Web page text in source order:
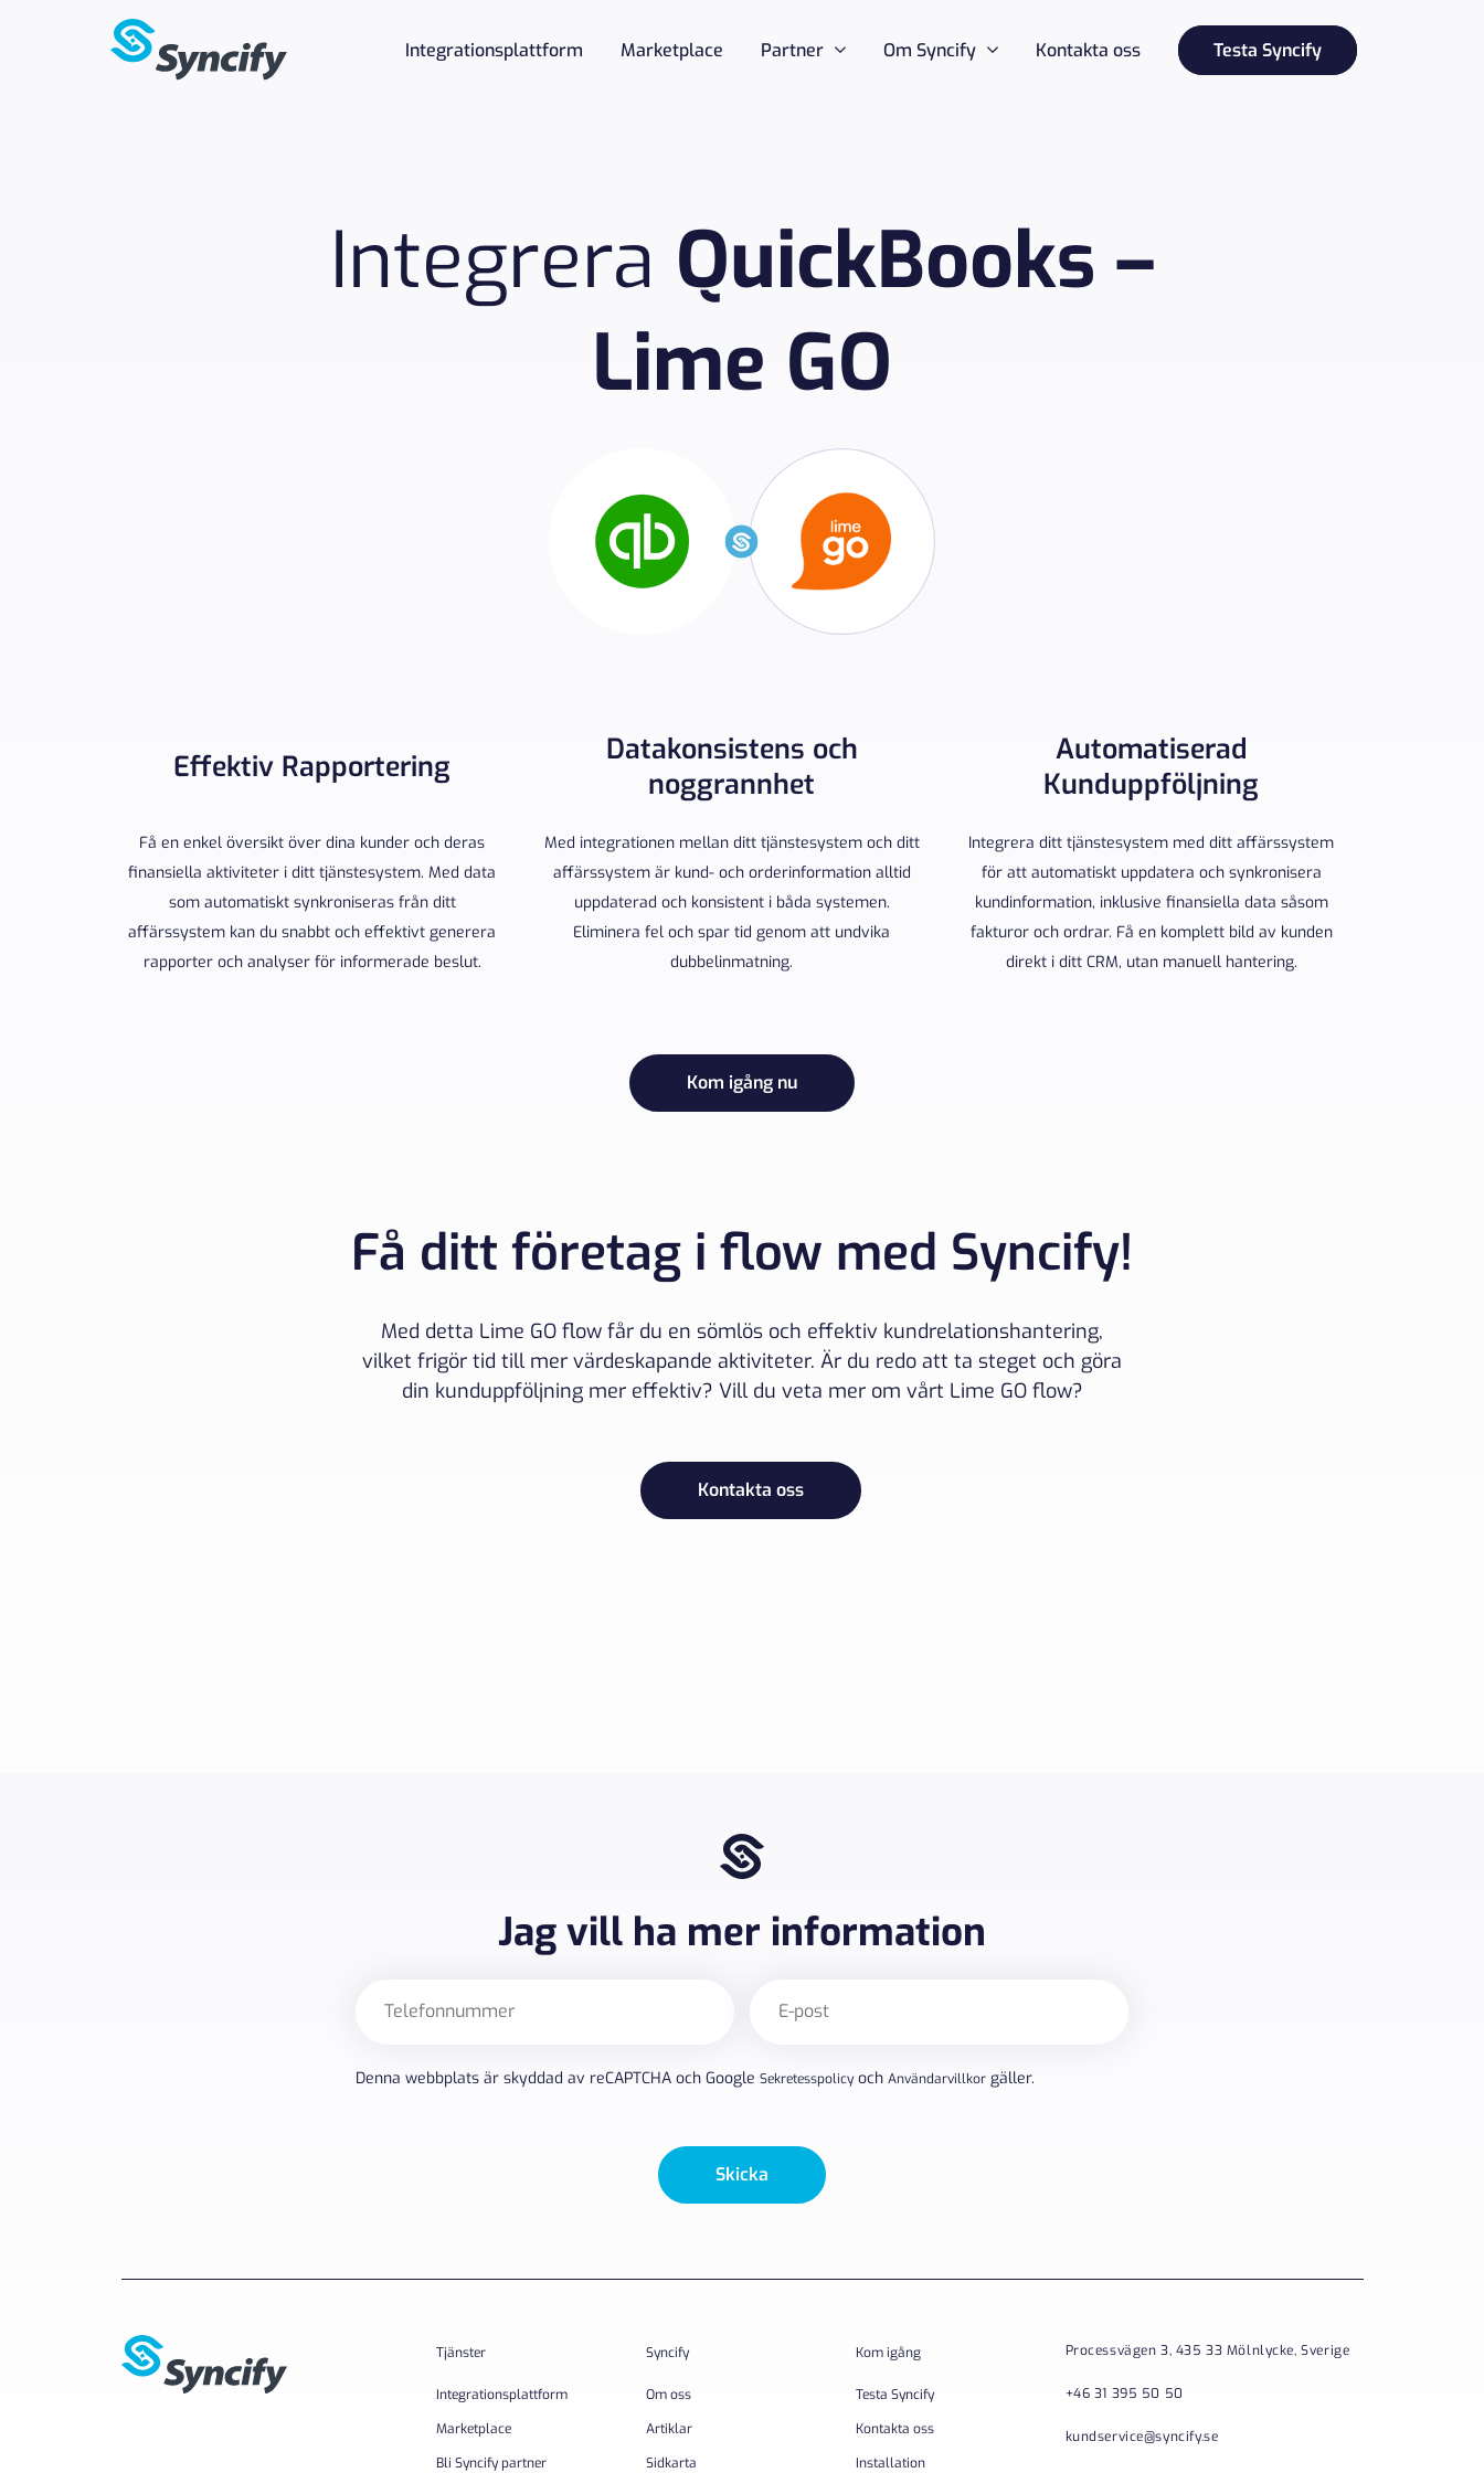
Integrationsplattform Marketplace Partner Om Syncify Kontakta oss Testa Syncify
Integrera QuickBooks –
Lime GO
Effektiv Rapportering
Få en enkel översikt över dina kunder och deras
finansiella aktiviteter i ditt tjänstesystem. Med data
som automatiskt synkroniseras från ditt
affärssystem kan du snabbt och effektivt generera
rapporter och analyser för informerade beslut.
Datakonsistens och
noggrannhet
Med integrationen mellan ditt tjänstesystem och ditt
affärssystem är kund- och orderinformation alltid
uppdaterad och konsistent i båda systemen.
Eliminera fel och spar tid genom att undvika
dubbelinmatning.
Automatiserad
Kunduppföljning
Integrera ditt tjänstesystem med ditt affärssystem
för att automatiskt uppdatera och synkronisera
kundinformation, inklusive finansiella data såsom
fakturor och ordrar. Få en komplett bild av kunden
direkt i ditt CRM, utan manuell hantering.
Kom igång nu
Få ditt företag i flow med Syncify!
Med detta Lime GO flow får du en sömlös och effektiv kundrelationshantering,
vilket frigör tid till mer värdeskapande aktiviteter. Är du redo att ta steget och göra
din kunduppföljning mer effektiv? Vill du veta mer om vårt Lime GO flow?
Kontakta oss
Jag vill ha mer information
post
Denna webbplats är skyddad av reCAPTCHA och Google Sekretesspolicy och Användarvillkor gäller.
Skicka
Tjänster
Integrationsplattform
Marketplace
Bli Syncify partner
Syncify
Om oss
Artiklar
Sidkarta
Kom igång
Testa Syncify
Kontakta oss
Installation
Processvägen 3, 435 33 Mölnlycke, Sverige
+46 31 395 50 50
kundservice@syncify.se